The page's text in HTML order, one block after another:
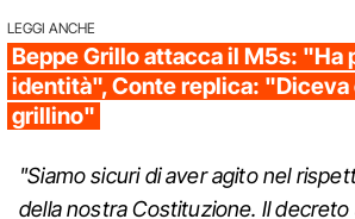
LEGGI ANCHE
Beppe Grillo attacca il M5s: "Ha
identità", Conte replica: "Diceva
grillino"
"Siamo sicuri di aver agito nel
della nostra Costituzione. Il